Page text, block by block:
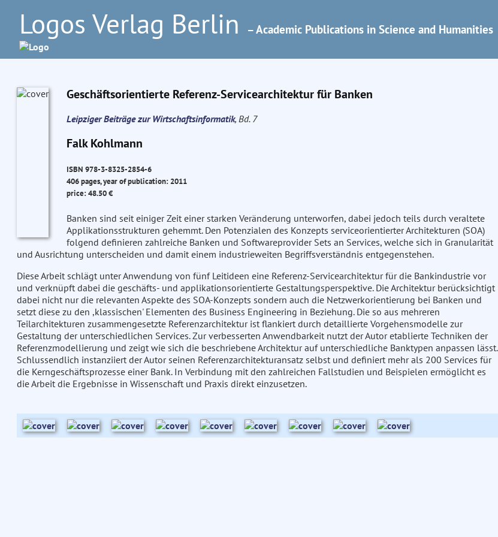
Logos Verlag Berlin – Academic Publications in Science and Humanities
Geschäftsorientierte Referenz-Servicearchitektur für Banken
Leipziger Beiträge zur Wirtschaftsinformatik, Bd. 7
Falk Kohlmann
ISBN 978-3-8325-2854-6
406 pages, year of publication: 2011
price: 48.50 €
Banken sind seit einiger Zeit einer starken Veränderung unterworfen, dabei jedoch teils durch veraltete
Applikationsstrukturen gehemmt. Den Potenzialen des Konzepts serviceorientierter Architekturen (SOA)
folgend definieren zahlreiche Banken und Softwareprovider Sets an Services, welche sich in Granularität
und Ausrichtung unterscheiden und damit einem industrieweiten Begriffsverständnis entgegenstehen.
Diese Arbeit schlägt unter Anwendung von fünf Leitideen eine Referenz-Servicearchitektur für die Bankindustrie vor
und verknüpft dabei die geschäfts- und applikationsorientierte Gestaltungsperspektive. Die Architektur berücksichtigt
dabei nicht nur die relevanten Aspekte des SOA-Konzepts sondern auch die Netzwerkorientierung bei Banken und
setzt diese zu den ,klassischen' Elementen des Business Engineering in Beziehung. Die so aus mehreren
Teilarchitekturen zusammengesetzte Referenzarchitektur ist flankiert durch detaillierte Vorgehensmodelle zur
Gestaltung der unterschiedlichen Services. Zur verbesserten Anwendbarkeit nutzt der Autor etablierte Techniken der
Referenzmodellierung und zeigt wie sich die beschriebene Architektur auf unterschiedliche Banktypen anpassen lässt.
Schlussendlich instanziiert der Autor seinen Referenzarchitekturansatz selbst und definiert mehr als 200 Services für
die Kerngeschäftsprozesse einer Bank. In Verbindung mit den zahlreichen Fallstudien und Beispielen ermöglicht es
die Arbeit die Ergebnisse in Wissenschaft und Praxis direkt einzusetzen.